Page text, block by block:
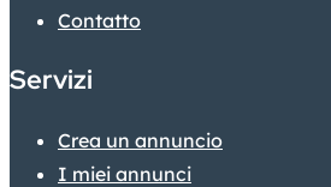
Contatto
Servizi
Crea un annuncio
I miei annunci